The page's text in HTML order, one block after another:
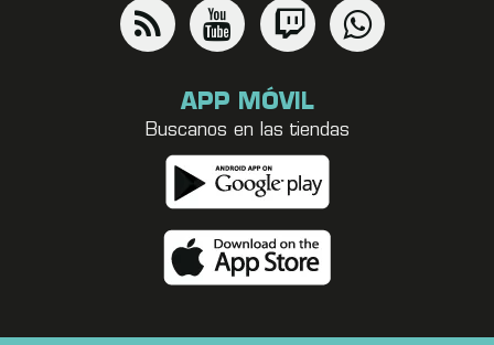
APP MÓVIL
Buscanos en las tiendas